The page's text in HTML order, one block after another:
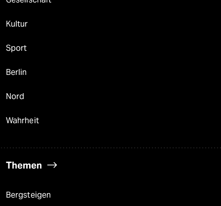
Kultur
Sport
Berlin
Nord
Wahrheit
Themen
Bergsteigen